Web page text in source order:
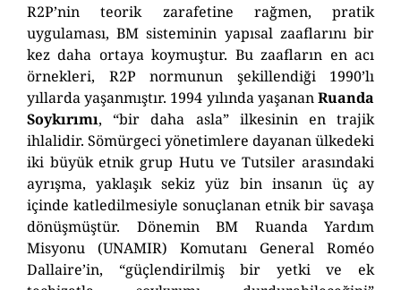
R2P’nin teorik zarafetine rağmen, pratik
uygulaması, BM sisteminin yapısal zaaflarını bir
kez daha ortaya koymuştur. Bu zaafların en acı
örnekleri, R2P normunun şekillendiği 1990’lı
yıllarda yaşanmıştır. 1994 yılında yaşananRuanda
Soykırımı, “bir daha asla” ilkesinin en trajik
ihlalidir. Sömürgeci yönetimlere dayanan ülkedeki
iki büyük etnik grup Hutu ve Tutsiler arasındaki
ayrışma, yaklaşıksekiz yüz bininsanınüç ay
içinde katledilmesiyle sonuçlanan etnik bir savaşa
dönüşmüştür. Dönemin BM Ruanda Yardım
Misyonu (UNAMIR) Komutanı General Roméo
Dallaire’in, “güçlendirilmiş bir yetki ve ek